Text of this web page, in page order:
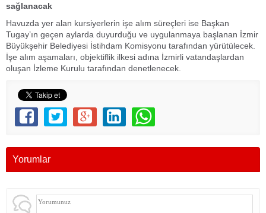
sağlanacak
Havuzda yer alan kursiyerlerin işe alım süreçleri ise Başkan
Tugay’ın geçen aylarda duyurduğu ve uygulanmaya başlanan İzmir
Büyükşehir Belediyesi İstihdam Komisyonu tarafından yürütülecek.
İşe alım aşamaları, objektiflik ilkesi adına İzmirli vatandaşlardan
oluşan İzleme Kurulu tarafından denetlenecek.
Yorumlar